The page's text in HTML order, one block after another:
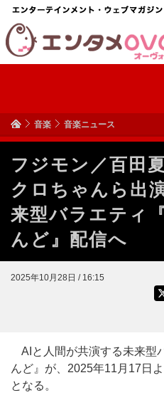
音楽 音楽ニュース
フジモン／百田
クロちゃんら出
来型バラエティ
んど』配信へ
2025年10月28日 / 16:15
AIと人間が共演する未来型
んど』が、2025年11月17日
となる。